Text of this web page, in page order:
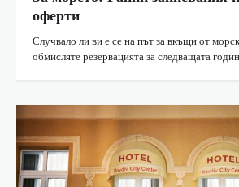
оферти
Случвало ли ви е се на път за вкъщи от
обмисляте резервацията за следващата